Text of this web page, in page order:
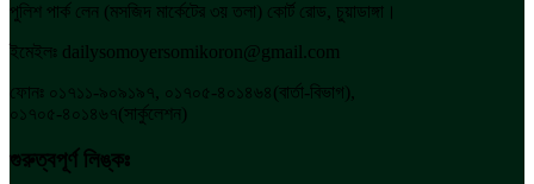
পুলিশ পার্ক লেন (মসজিদ মার্কেটের ৩য় তলা) কোর্ট রোড, চুয়াডাঙ্গা।
ইমেইলঃ dailysomoyersomikoron@gmail.com
ফোনঃ ০১৭১১-৯০৯১৯৭, ০১৭০৫-৪০১৪৬৪(বার্তা-বিভাগ),
০১৭০৫-৪০১৪৬৭(সার্কুলেশন)
গুরুত্বপূর্ণ লিঙ্কঃ